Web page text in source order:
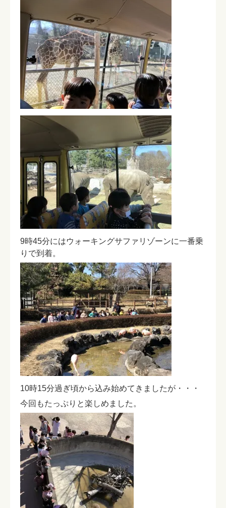
9時45分にはウォーキングサファリゾーンに一番乗
りで到着。
10時15分過ぎ頃から込み始めてきましたが・・・
今回もたっぷりと楽しめました。